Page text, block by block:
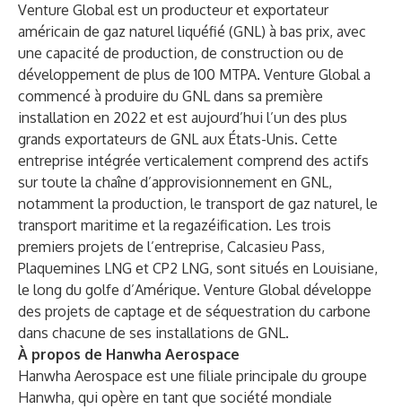
Venture Global est un producteur et exportateur
américain de gaz naturel liquéfié (GNL) à bas prix, avec
une capacité de production, de construction ou de
développement de plus de 100 MTPA. Venture Global a
commencé à produire du GNL dans sa première
installation en 2022 et est aujourd’hui l’un des plus
grands exportateurs de GNL aux États-Unis. Cette
entreprise intégrée verticalement comprend des actifs
sur toute la chaîne d’approvisionnement en GNL,
notamment la production, le transport de gaz naturel, le
transport maritime et la regazéification. Les trois
premiers projets de l’entreprise, Calcasieu Pass,
Plaquemines LNG et CP2 LNG, sont situés en Louisiane,
le long du golfe d’Amérique. Venture Global développe
des projets de captage et de séquestration du carbone
dans chacune de ses installations de GNL.
À propos de Hanwha Aerospace
Hanwha Aerospace est une filiale principale du groupe
Hanwha, qui opère en tant que société mondiale